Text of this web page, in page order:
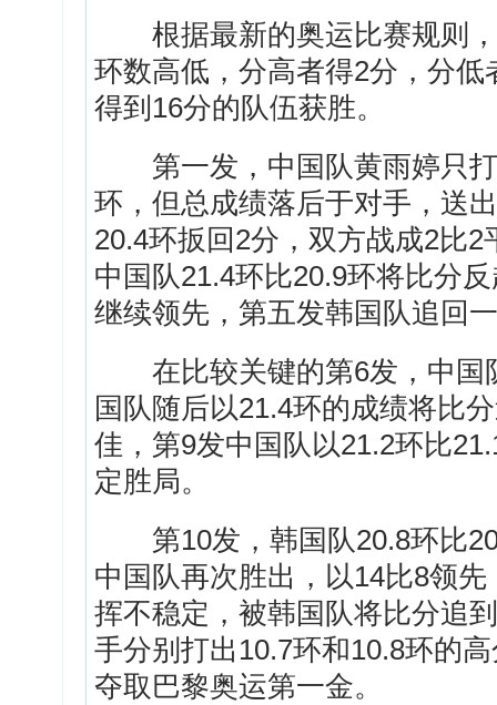
根据最新的奥运比赛规则，
环数高低，分高者得2分，分
得到16分的队伍获胜。
第一发，中国队黄雨婷只打
环，但总成绩落后于对手，送
20.4环扳回2分，双方战成2比
中国队21.4环比20.9环将比分
继续领先，第五发韩国队追回
在比较关键的第6发，中国
国队随后以21.4环的成绩将比
佳，第9发中国队以21.2环比
定胜局。
第10发，韩国队20.8环比
中国队再次胜出，以14比8领
挥不稳定，被韩国队将比分追
手分别打出10.7环和10.8环的
夺取巴黎奥运第一金。